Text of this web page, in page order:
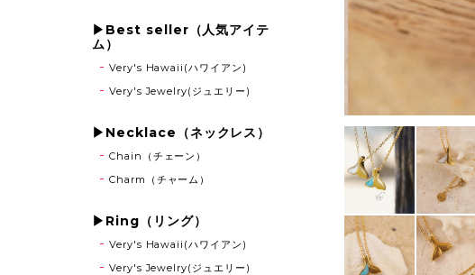
▶Best seller（人気アイテ
ム）
Very's Hawaii(ハワイアン)
Very's Jewelry(ジュエリー)
▶Necklace（ネックレス）
Chain（チェーン）
Charm（チャーム）
▶Ring（リング）
Very's Hawaii(ハワイアン)
Very's Jewelry(ジュエリー)